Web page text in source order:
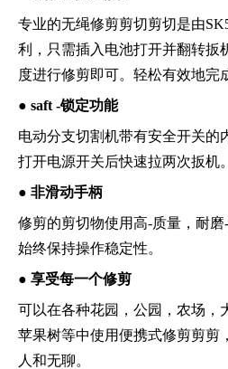
专业的无绳修剪剪切剪切是由
利，只需插入电池打开并翻转扳
度进行修剪即可。轻松有效地完
● saft -锁定功能
电动分支切割机带有安全开关的
打开电源开关后快速拉两次扳机。
● 非滑动手柄
修剪的剪切物使用高-质量，耐
始终保持操作稳定性。
● 享受每一个修剪
可以在各种花园，公园，农场，
苹果树等中使用便携式修剪剪剪
人和无聊。